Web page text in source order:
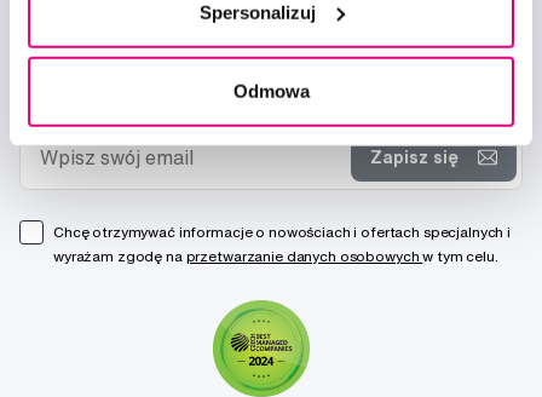
Spersonalizuj
Odmowa
Zapisz się
Chcę otrzymywać informacje o nowościach i ofertach specjalnych i
wyrażam zgodę na przetwarzanie danych osobowychw tym celu.